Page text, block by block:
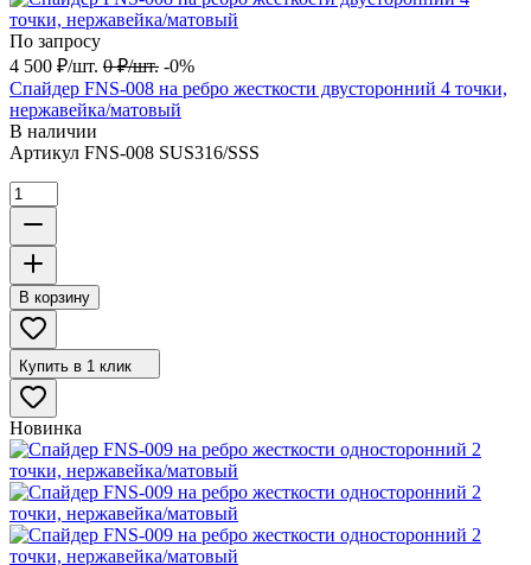
По запросу
4 500 ₽/шт. 0 ₽/шт. -0%
Спайдер FNS-008 на ребро жесткости двусторонний 4 точки,
нержавейка/матовый
В наличии
Артикул FNS-008 SUS316/SSS
В корзину
Купить в 1 клик
Новинка